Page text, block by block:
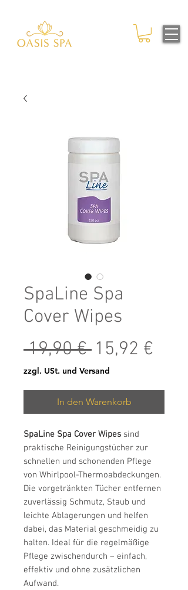
SpaLine Spa
Cover Wipes
19,90 € 15,92 €
zzgl. USt. und Versand
In den Warenkorb
SpaLine Spa Cover Wipes sind
praktische Reinigungstücher zur
schnellen und schonenden Pflege
von Whirlpool-Thermoabdeckungen.
Die vorgetränkten Tücher entfernen
zuverlässig Schmutz, Staub und
leichte Ablagerungen und helfen
dabei, das Material geschmeidig zu
halten. Ideal für die regelmäßige
Pflege zwischendurch – einfach,
effektiv und ohne zusätzlichen
Aufwand.